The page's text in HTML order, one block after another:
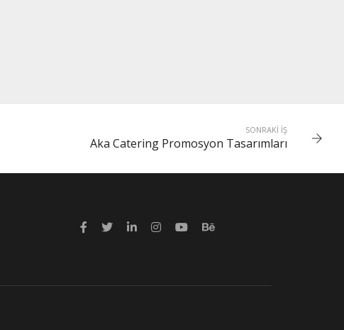
SONRAKI İŞ
Aka Catering Promosyon Tasarımları